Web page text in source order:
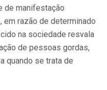
de manifestação
em razão de determinado
na sociedade resvala
de pessoas gordas,
quando se trata de